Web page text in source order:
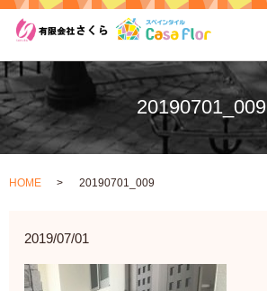
20190701_009
HOME 20190701_009
2019/07/01